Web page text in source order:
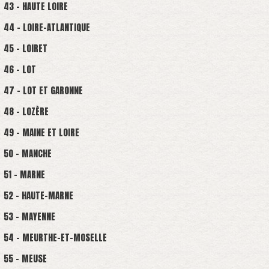
43 - HAUTE LOIRE
44 - LOIRE-ATLANTIQUE
45 - LOIRET
46 - LOT
47 - LOT ET GARONNE
48 - LOZÈRE
49 - MAINE ET LOIRE
50 - MANCHE
51 - MARNE
52 - HAUTE-MARNE
53 - MAYENNE
54 - MEURTHE-ET-MOSELLE
55 - MEUSE